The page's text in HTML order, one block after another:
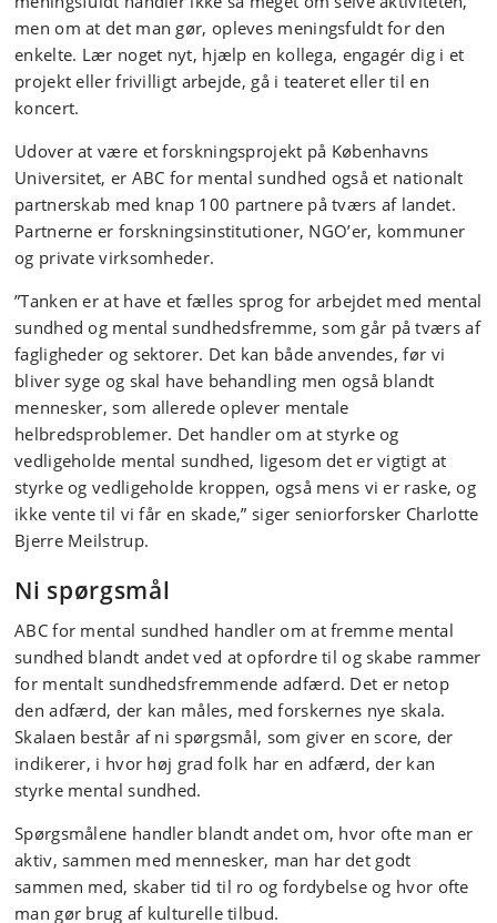
men om at det man gør, opleves meningsfuldt for den
enkelte. Lær noget nyt, hjælp en kollega, engagér dig i et
projekt eller frivilligt arbejde, gå i teateret eller til en
koncert.
Udover at være et forskningsprojekt på Københavns
Universitet, er ABC for mental sundhed også et nationalt
partnerskab med knap 100 partnere på tværs af landet.
Partnerne er forskningsinstitutioner, NGO’er, kommuner
og private virksomheder.
”Tanken er at have et fælles sprog for arbejdet med mental
sundhed og mental sundhedsfremme, som går på tværs af
fagligheder og sektorer. Det kan både anvendes, før vi
bliver syge og skal have behandling men også blandt
mennesker, som allerede oplever mentale
helbredsproblemer. Det handler om at styrke og
vedligeholde mental sundhed, ligesom det er vigtigt at
styrke og vedligeholde kroppen, også mens vi er raske, og
ikke vente til vi får en skade,” siger seniorforsker Charlotte
Bjerre Meilstrup.
Ni spørgsmål
ABC for mental sundhed handler om at fremme mental
sundhed blandt andet ved at opfordre til og skabe rammer
for mentalt sundhedsfremmende adfærd. Det er netop
den adfærd, der kan måles, med forskernes nye skala.
Skalaen består af ni spørgsmål, som giver en score, der
indikerer, i hvor høj grad folk har en adfærd, der kan
styrke mental sundhed.
Spørgsmålene handler blandt andet om, hvor ofte man er
aktiv, sammen med mennesker, man har det godt
sammen med, skaber tid til ro og fordybelse og hvor ofte
man gør brug af kulturelle tilbud.